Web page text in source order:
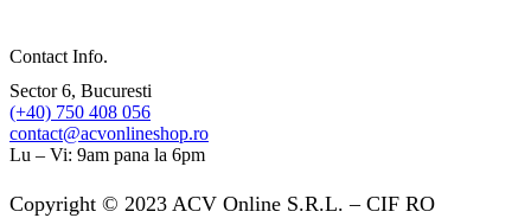
Contact Info.
Sector 6, Bucuresti
(+40) 750 408 056
contact@acvonlineshop.ro
Lu – Vi: 9am pana la 6pm
Copyright © 2023 ACV Online S.R.L. – CIF RO